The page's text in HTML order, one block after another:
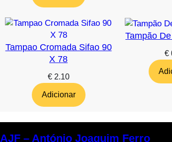
Tampao Cromada Sifao 90
X 78
€2.10
Adicionar
Tampão
€
AJF – António Joaquim Ferro